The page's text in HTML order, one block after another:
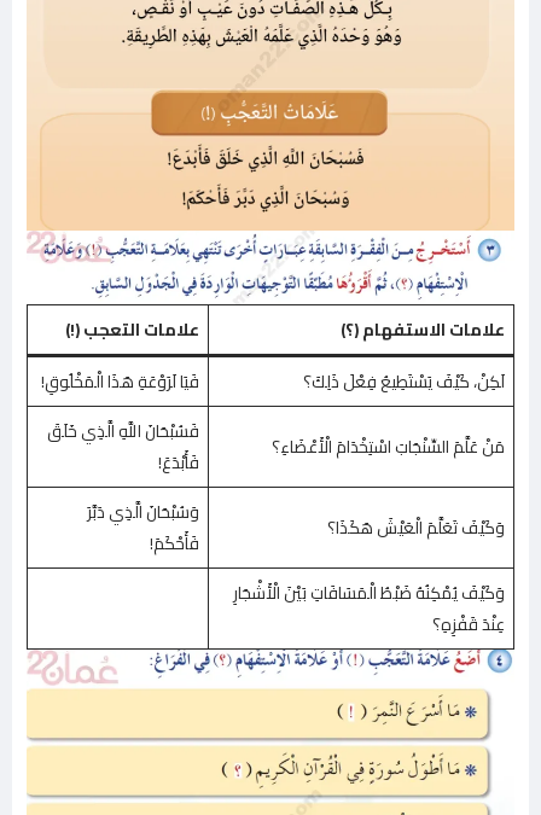
علامات الاستفهام (؟)
علامات التعجب (!)
لَكِنْ، كَيْفَ يَسْتَطِيعُ فِعْلَ ذَلِكَ؟
فَيَا لَرَوْعَةِ هَذَا الْمَخْلُوقِ!
مَنْ عَلَّمَ السِّنْجَابَ اسْتِخْدَامَ الْأَعْضَاءِ؟
فَسُبْحَانَ اللَّهِ الَّذِي خَلَقَ
فَأَبْدَعَ!
وَكَيْفَ تَعَلَّمَ الْعَيْشَ هَكَذَا؟
وَسُبْحَانَ الَّذِي دَبَّرَ
فَأَحْكَمَ!
وَكَيْفَ يُمْكِنُهُ ضَبْطُ الْمَسَافَاتِ بَيْنَ الْأَشْجَارِ
عِنْدَ قَفْزِهِ؟